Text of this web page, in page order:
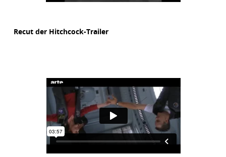
Recut der Hitchcock-Trailer